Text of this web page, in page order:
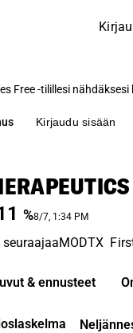
Free -tilillesi nähdäksesi
Kirjaudu sisään
%8/7, 1:34 PM
seuraajaaMODTX
& ennusteet